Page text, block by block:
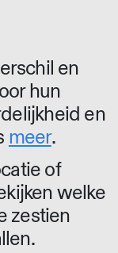
en
hun
en
meer.
of
welke
zestien